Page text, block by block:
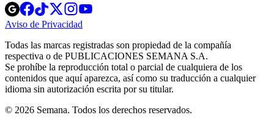
Opens
in
new
Opens
in
new
Opens
in
new
window
Opens
new
windowwindow
Aviso de Privacidad
new
window
Todas las marcas registradas son propiedad de la compañía
respectiva o de PUBLICACIONES SEMANA S.A.
Se prohíbe la reproducción total o parcial de cualquiera de los
contenidos que aquí aparezca, así como su traducción a cualquier
idioma sin autorización escrita por su titular.
© 2026 Semana. Todos los derechos reservados.